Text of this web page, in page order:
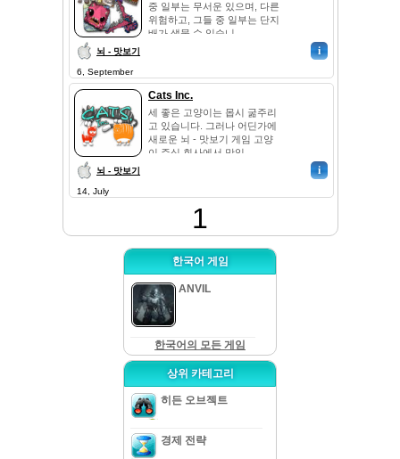
중 일부는 무서운 있으며, 다른
위험하고, 그들 중 일부는 단지
배가 생물 수 있습니...
뇌 - 맛보기 i
6, September
Cats Inc.
세 좋은 고양이는 몹시 굶주리
고 있습니다. 그러나 어딘가에
새로운 뇌 - 맛보기 게임 고양
이 주식 회사에서 맛있...
뇌 - 맛보기 i
14, July
1
한국어 게임
ANVIL
한국어의 모든 게임
상위 카테고리
히든 오브젝트
경제 전략